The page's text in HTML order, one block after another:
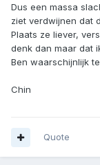
Dus een massa
ziet verdwijnen dat
Plaats ze liever,
denk dan maar dat
Ben waarschijnlijk
Chin
Quote